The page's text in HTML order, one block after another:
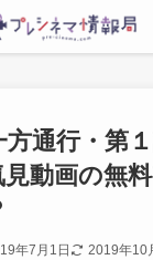
通行・第
動画の無料
年7月1日 2019年10